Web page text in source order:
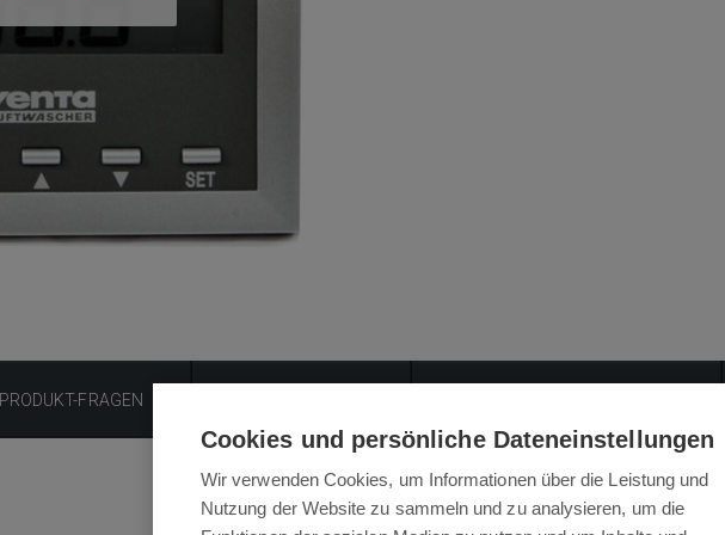
PRODUKT-FRAGEN
Beschreibung des Produkts
Cookies und persönliche Dateneinstellungen
Wir verwenden Cookies, um Informationen über die Leistung und
Nutzung der Website zu sammeln und zu analysieren, um die